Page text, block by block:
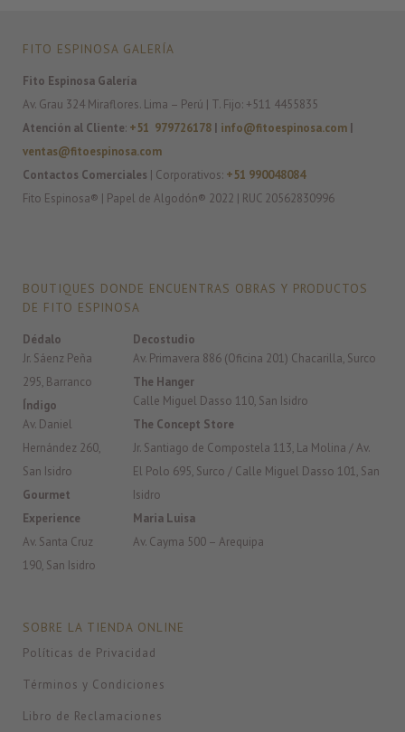
FITO ESPINOSA GALERÍA
Fito Espinosa Galería
Av. Grau 324 Miraflores. Lima – Perú | T. Fijo: +511 4455835
Atención al Cliente: +51 979726178 | info@fitoespinosa.com |
ventas@fitoespinosa.com
Contactos Comerciales | Corporativos: +51 990048084
Fito Espinosa® | Papel de Algodón® 2022 | RUC 20562830996
BOUTIQUES DONDE ENCUENTRAS OBRAS Y PRODUCTOS
DE FITO ESPINOSA
Dédalo
Jr. Sáenz Peña
295, Barranco
Índigo
Av. Daniel
Hernández 260,
San Isidro
Gourmet
Experience
Av. Santa Cruz
190, San Isidro
Decostudio
Av. Primavera 886 (Oficina 201) Chacarilla, Surco
The Hanger
Calle Miguel Dasso 110, San Isidro
The Concept Store
Jr. Santiago de Compostela 113, La Molina / Av.
El Polo 695, Surco / Calle Miguel Dasso 101, San
Isidro
Maria Luisa
Av. Cayma 500 – Arequipa
SOBRE LA TIENDA ONLINE
Políticas de Privacidad
Términos y Condiciones
Libro de Reclamaciones